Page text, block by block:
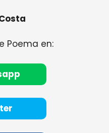
Poema en: